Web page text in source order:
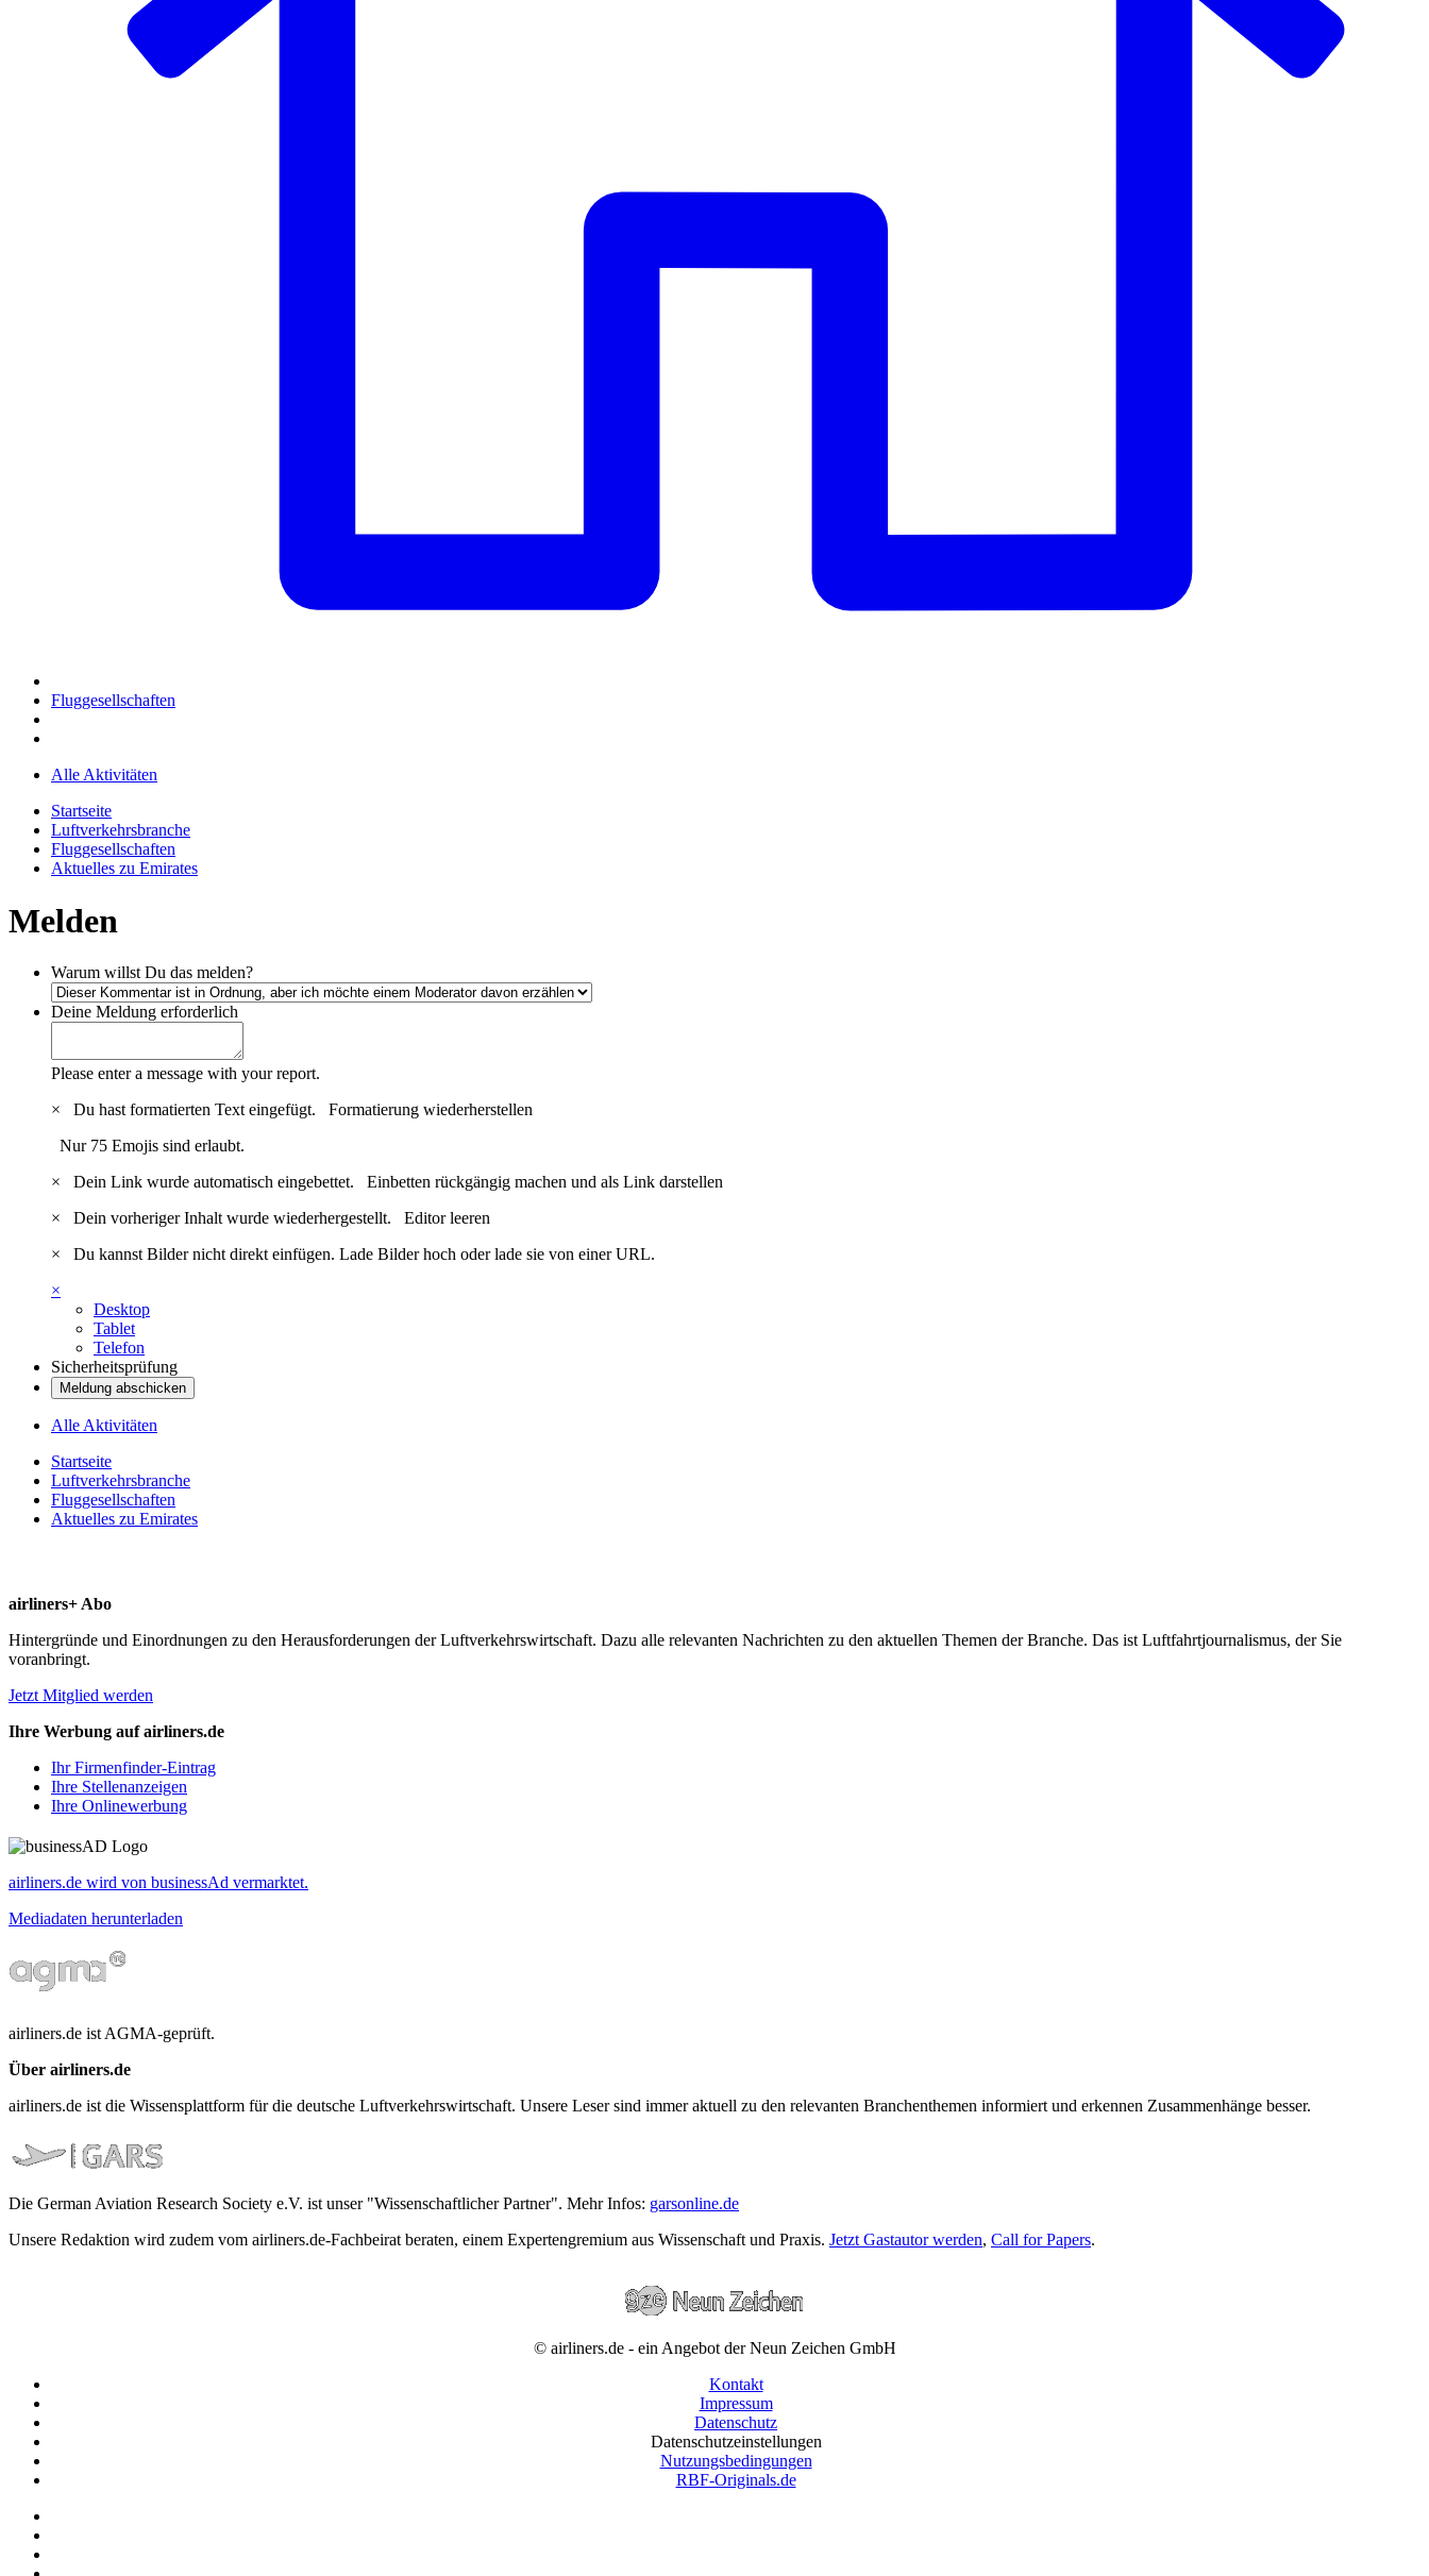
Fluggesellschaften
Alle Aktivitäten
Startseite
Luftverkehrsbranche
Fluggesellschaften
Aktuelles zu Emirates
Melden
Warum willst Du das melden?
Deine Meldung erforderlich
Please enter a message with your report.
×
Du hast formatierten Text eingefügt. Formatierung wiederherstellen
Nur 75 Emojis sind erlaubt.
×
Dein Link wurde automatisch eingebettet. Einbetten rückgängig machen und als Link darstellen
×
Dein vorheriger Inhalt wurde wiederhergestellt. Editor leeren
×
Du kannst Bilder nicht direkt einfügen. Lade Bilder hoch oder lade sie von einer URL.
×
Desktop
Tablet
Telefon
Sicherheitsprüfung
Meldung abschicken
Alle Aktivitäten
Startseite
Luftverkehrsbranche
Fluggesellschaften
Aktuelles zu Emirates
airliners+ Abo
Hintergründe und Einordnungen zu den Herausforderungen der Luftverkehrswirtschaft. Dazu alle relevanten Nachrichten zu den aktuellen Themen der Branche. Das ist Luftfahrtjournalismus, der Sie
voranbringt.
Jetzt Mitglied werden
Ihre Werbung auf airliners.de
Ihr Firmenfinder-Eintrag
Ihre Stellenanzeigen
Ihre Onlinewerbung
airliners.de wird von businessAd vermarktet.
Mediadaten herunterladen
airliners.de ist AGMA-geprüft.
Über airliners.de
airliners.de ist die Wissensplattform für die deutsche Luftverkehrswirtschaft. Unsere Leser sind immer aktuell zu den relevanten Branchenthemen informiert und erkennen Zusammenhänge besser.
Die German Aviation Research Society e.V. ist unser "Wissenschaftlicher Partner". Mehr Infos: garsonline.de
Unsere Redaktion wird zudem vom airliners.de-Fachbeirat beraten, einem Expertengremium aus Wissenschaft und Praxis. Jetzt Gastautor werden, Call for Papers.
© airliners.de - ein Angebot der Neun Zeichen GmbH
Kontakt
Impressum
Datenschutz
Datenschutzeinstellungen
Nutzungsbedingungen
RBF-Originals.de